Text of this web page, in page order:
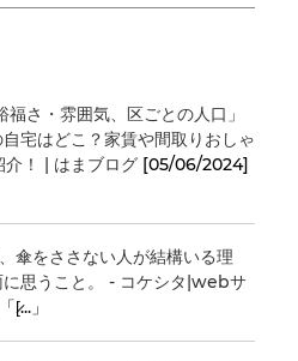
福さ・雰囲気、区ごとの人口」
宅はどこ？家賃や間取りおしゃ
！ | はまブログ[05/06/2024]
傘をささない人が結構いる理
に思うこと。 - コケシタ|webサ
」